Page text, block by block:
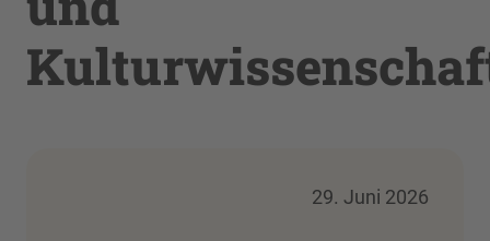
29. Juni 2026